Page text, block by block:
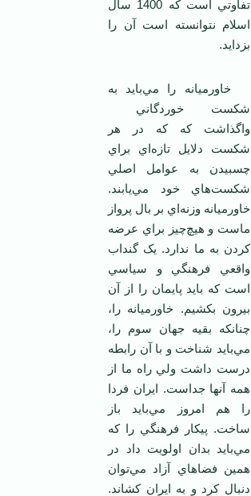
تفاوتي است که 1400 سال
اسلام نتوانسته است آن را
بزدايد.
خاورميانه را مي‌بايد به
شکست خوردگاني
واگذاشت که که در هر
شکست دلايل تازه‌اي براي
چسبيدن به عوامل اصلي
شکست‌هاي خود مي‌يابند.
خاورميانه وزنه‌اي بر بال پرواز
ماست و هيچ‌چيز براي عرضه
کردن به ما ندارد. يک گنداب
واقعي فرهنگي و سياسي
است که بايد پايمان را از آن
بيرون بکشيم. خاورميانه را،
چنانکه بقيه جهان سوم را،
مي‌بايد شناخت و با آن رابطه
درست داشت ولي راه ما از
همه آنها جداست. ايران فردا
را هم امروز مي‌بايد باز
ساخت. پيکار فرهنگي را که
مي‌بايد بدان اولويت داد در
همين فضاهاي آزاد مي‌توان
دنبال کرد و به ايران کشاند.